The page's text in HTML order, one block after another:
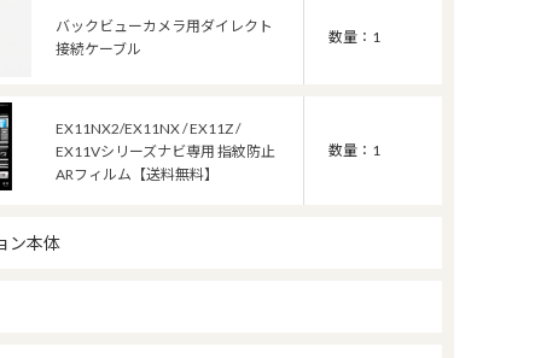
バックビューカメラ用ダイレクト
接続ケーブル
数量：1
EX11NX2/EX11NX / EX11Z /
EX11Vシリーズナビ専用 指紋防止
ARフィルム【送料無料】
数量：1
ン本体